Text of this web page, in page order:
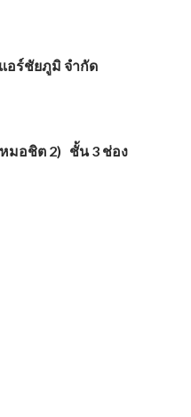
ร์ชัยภูมิ จำกัด
หมอชิต 2) ชั้น 3 ช่อง